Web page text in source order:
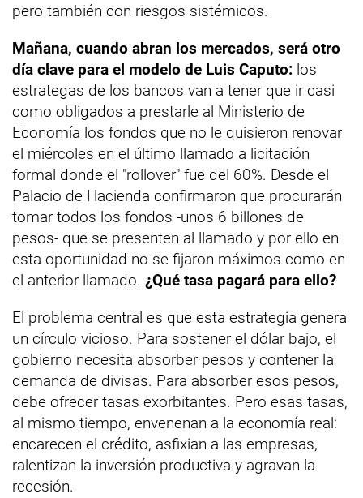
pero también con riesgos sistémicos.
Mañana, cuando abran los mercados, será otro
día clave para el modelo de Luis Caputo: los
estrategas de los bancos van a tener que ir casi
como obligados a prestarle al Ministerio de
Economía los fondos que no le quisieron renovar
el miércoles en el último llamado a licitación
formal donde el "rollover" fue del 60%. Desde el
Palacio de Hacienda confirmaron que procurarán
tomar todos los fondos -unos 6 billones de
pesos- que se presenten al llamado y por ello en
esta oportunidad no se fijaron máximos como en
el anterior llamado. ¿Qué tasa pagará para ello?
El problema central es que esta estrategia genera
un círculo vicioso. Para sostener el dólar bajo, el
gobierno necesita absorber pesos y contener la
demanda de divisas. Para absorber esos pesos,
debe ofrecer tasas exorbitantes. Pero esas tasas,
al mismo tiempo, envenenan a la economía real:
encarecen el crédito, asfixian a las empresas,
ralentizan la inversión productiva y agravan la
recesión.